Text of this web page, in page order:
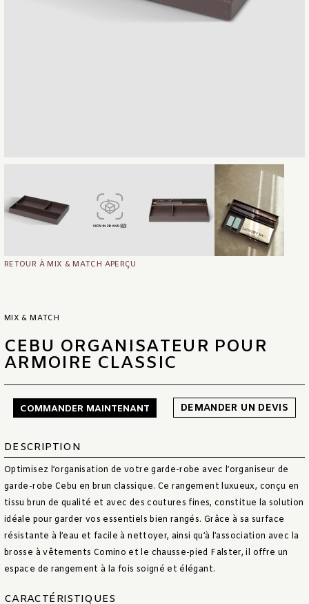
RETOUR À MIX & MATCH APERÇU
MIX & MATCH
CEBU ORGANISATEUR POUR
ARMOIRE CLASSIC
COMMANDER MAINTENANT DEMANDER UN DEVIS
DESCRIPTION
Optimisez l’organisation de votre garde-robe avec l’organiseur de
garde-robe Cebu en brun classique. Ce rangement luxueux, conçu en
tissu brun de qualité et avec des coutures fines, constitue la solution
idéale pour garder vos essentiels bien rangés. Grâce à sa surface
résistante à l’eau et facile à nettoyer, ainsi qu’à l’association avec la
brosse à vêtements Comino et le chausse-pied Falster, il offre un
espace de rangement à la fois soigné et élégant.
CARACTÉRISTIQUES